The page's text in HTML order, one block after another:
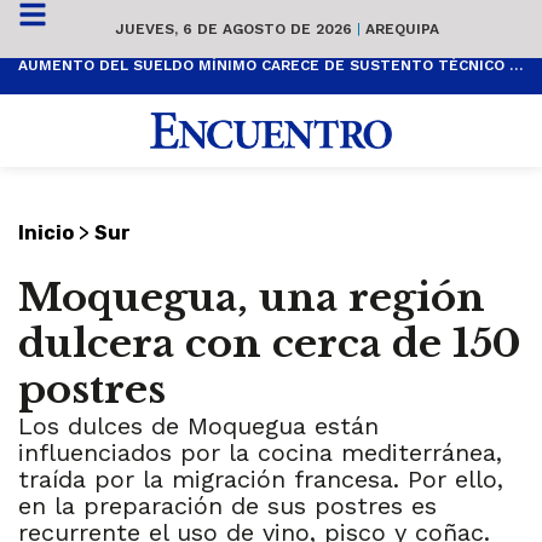
JUEVES, 6 DE AGOSTO DE 2026 | AREQUIPA
AUMENTO DEL SUELDO MÍNIMO CARECE DE SUSTENTO TÉCNICO Y ES POPULISTA
Inicio > Sur
Moquegua, una región
dulcera con cerca de 150
postres
Los dulces de Moquegua están
influenciados por la cocina mediterránea,
traída por la migración francesa. Por ello,
en la preparación de sus postres es
recurrente el uso de vino, pisco y coñac.